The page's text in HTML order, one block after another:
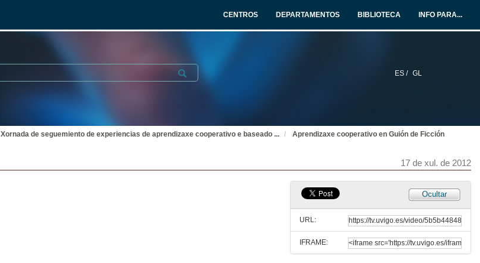
CENTROS DEPARTAMENTOS BIBLIOTECA INFO PARA...
ES / GL
Submit
Xornada de seguemiento de experiencias de aprendizaxe cooperativo e baseado ... Aprendizaxe cooperativo en Guión de Ficción
17 de xul. de 2012
Ocultar
URL:
IFRAME:
17 de xul. de 2012
17 de xul. de 2012